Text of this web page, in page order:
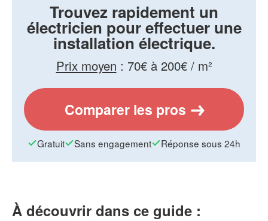
Trouvez rapidement un
électricien pour effectuer une
installation électrique.
Prix moyen : 70€ à 200€ / m²
Comparer les pros
Gratuit Sans engagement Réponse sous 24h
À découvrir dans ce guide :